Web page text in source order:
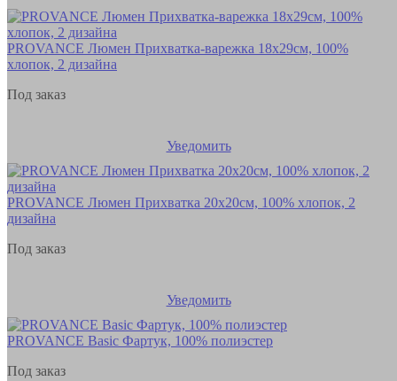
PROVANCE Люмен Прихватка-варежка 18х29см, 100%
хлопок, 2 дизайна
Под заказ
Уведомить
PROVANCE Люмен Прихватка 20х20см, 100% хлопок, 2
дизайна
Под заказ
Уведомить
PROVANCE Basic Фартук, 100% полиэстер
Под заказ